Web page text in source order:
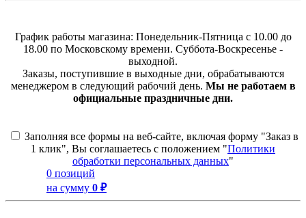
График работы магазина: Понедельник-Пятница с 10.00 до
18.00 по Московскому времени. Суббота-Воскресенье -
выходной.
Заказы, поступившие в выходные дни, обрабатываются
менеджером в следующий рабочий день. Мы не работаем в
официальные праздничные дни.
Заполняя все формы на веб-сайте, включая форму "Заказ в
1 клик", Вы соглашаетесь с положением "Политики
обработки персональных данных"
0 позиций
на сумму 0 ₽